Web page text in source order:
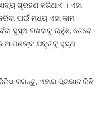
ଗ୍ରହଣ କରିଥାଏ । ଏହା
ପାଇଁ ମଧ୍ୟ ଏହା କାମ
ସୁସ୍ଥ ରଖିବାକୁ ଚାହୁଁଛ, ତେବେ
ଆପଣଙ୍କ ଯକୃତକୁ ସୁସ୍ଥ
କରନ୍ତୁ, ଏହାର ପ୍ରଭାବ କିଛି